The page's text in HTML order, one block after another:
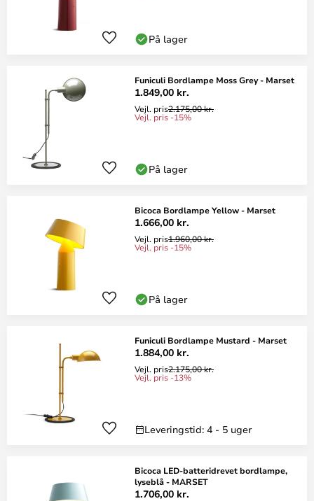
På lager
Funiculi Bordlampe Moss Grey - Marset
1.849,00 kr.
Vejl. pris2.175,00 kr.
Vejl. pris -15%
På lager
Bicoca Bordlampe Yellow - Marset
1.666,00 kr.
Vejl. pris1.960,00 kr.
Vejl. pris -15%
På lager
Funiculi Bordlampe Mustard - Marset
1.884,00 kr.
Vejl. pris2.175,00 kr.
Vejl. pris -13%
Leveringstid: 4 - 5 uger
Bicoca LED-batteridrevet bordlampe,
lyseblå - MARSET
1.706,00 kr.